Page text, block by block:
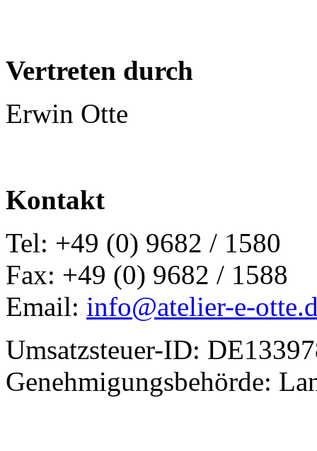
Vertreten durch
Erwin Otte
Kontakt
Tel: +49 (0) 9682 / 1580
Fax: +49 (0) 9682 / 1588
Email: info@atelier-e-
Umsatzsteuer-ID:
Genehmigungsbehörde: